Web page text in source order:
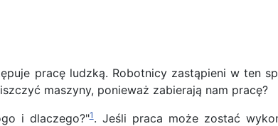
pracę ludzką. Robotnicy zastąpieni w ten
maszyny, ponieważ zabierają nam pracę?
i dlaczego?"1. Jeśli praca może zostać